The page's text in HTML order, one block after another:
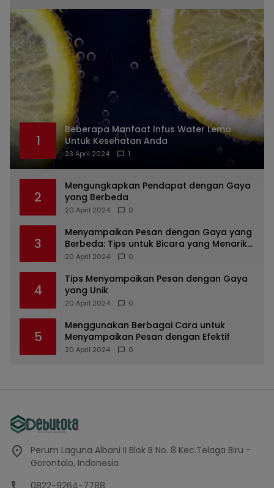
1
Beberapa Manfaat Infus Water Lemo
Untuk Kesehatan Anda
23 April 2024 1
2
Mengungkapkan Pendapat dengan Gaya
yang Berbeda
20 April 2024 0
3
Menyampaikan Pesan dengan Gaya yang
Berbeda: Tips untuk Bicara yang Menarik
dan Unik
20 April 2024 0
4
Tips Menyampaikan Pesan dengan Gaya
yang Unik
20 April 2024 0
5
Menggunakan Berbagai Cara untuk
Menyampaikan Pesan dengan Efektif
20 April 2024 0
Perum Laguna Albani II Blok B No. 8 Kec.Telaga Biru -
Gorontalo, Indonesia